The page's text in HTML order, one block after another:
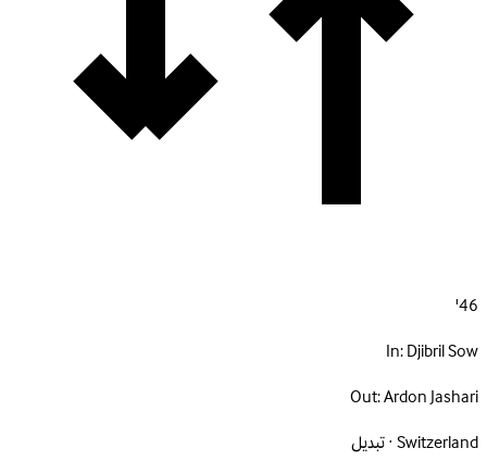
46'
In:Djibril Sow
Out:Ardon Jashari
Switzerland · تبديل